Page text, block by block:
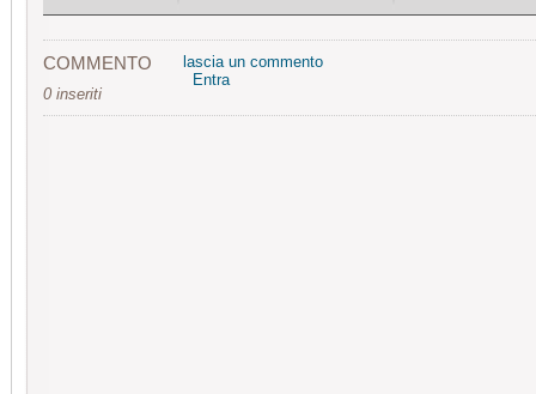
COMMENTO
0 inseriti
lascia un commento
Entra